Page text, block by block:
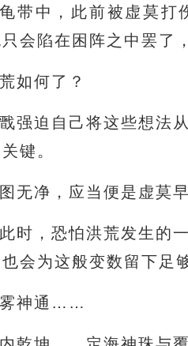
带中，此前被虚莫打
会陷在困阵之中罢了
如何了？
强迫自己将这些想法
键。
无净，应当便是虚莫
时，恐怕洪荒发生的
会为这般变数留下足
雾神通……